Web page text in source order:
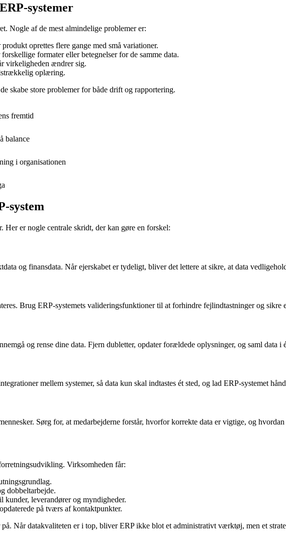
systemer
Nogle af de mest almindelige problemer er:
oprettes flere gange med små variationer.
formater eller betegnelser for de samme data.
virkeligheden ændrer sig.
oplæring.
skabe store problemer for både drift og rapportering.
fremtid
balance
i organisationen
system
er nogle centrale skridt, der kan gøre en forskel:
og finansdata. Når ejerskabet er tydeligt, bliver det lettere at sikre, at data
Brug ERP-systemets valideringsfunktioner til at forhindre fejlindtastninger og sikre
og rense dine data. Fjern dubletter, opdater forældede oplysninger, og saml data i
mellem systemer, så data kun skal indtastes ét sted, og lad ERP-systemet
Sørg for, at medarbejderne forstår, hvorfor korrekte data er vigtige, og
Virksomheden får:
dobbeltarbejde.
leverandører og myndigheder.
på tværs af kontaktpunkter.
Når datakvaliteten er i top, bliver ERP ikke blot et administrativt værktøj, men et